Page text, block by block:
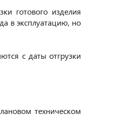
готового изделия
в эксплуатацию, но
с даты отгрузки
техническом